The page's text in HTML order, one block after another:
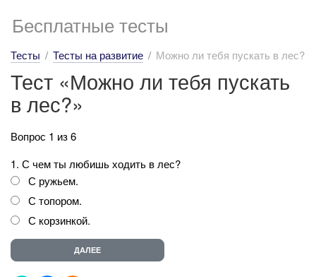
Бесплатные тесты
Тесты Тесты на развитие Можно ли тебя пускать в лес?
Тест «Можно ли тебя пускать
в лес?»
Вопрос 1 из 6
1. С чем ты любишь ходить в лес?
С ружьем.
С топором.
С корзинкой.